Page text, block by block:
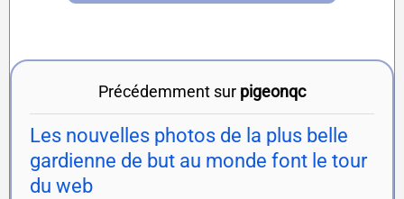
Précédemment sur pigeonqc
Les nouvelles photos de la plus belle
gardienne de but au monde font le tour
du web